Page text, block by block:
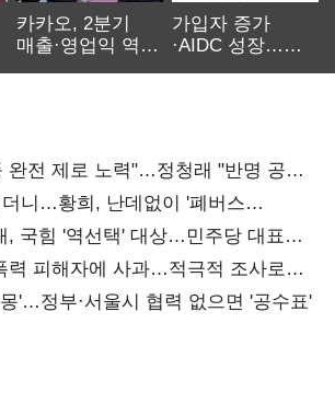
카카오, 2분기
매출·영업익 역대
가입자 증가
·AIDC 성장…
완전 제로 노력"…정청래 "반명 공세
니…황희, 난데없이 '폐버스
, 국힘 '역선택' 대상…민주당 대표로
력 피해자에 사과…적극적 조사로
'…정부·서울시 협력 없으면 '공수표'